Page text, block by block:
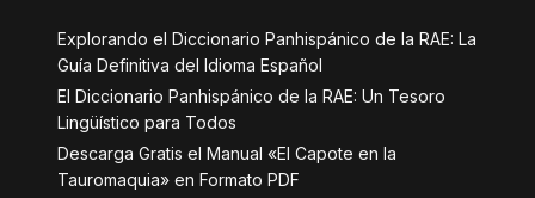
Explorando el Diccionario Panhispánico de la RAE: La
Guía Definitiva del Idioma Español
El Diccionario Panhispánico de la RAE: Un Tesoro
Lingüístico para Todos
Descarga Gratis el Manual «El Capote en la
Tauromaquia» en Formato PDF